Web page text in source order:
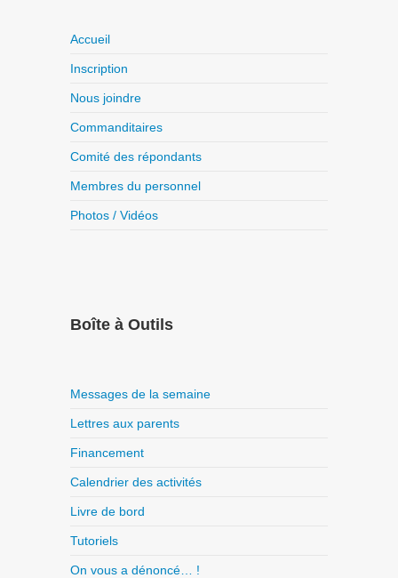
Accueil
Inscription
Nous joindre
Commanditaires
Comité des répondants
Membres du personnel
Photos / Vidéos
Boîte à Outils
Messages de la semaine
Lettres aux parents
Financement
Calendrier des activités
Livre de bord
Tutoriels
On vous a dénoncé… !